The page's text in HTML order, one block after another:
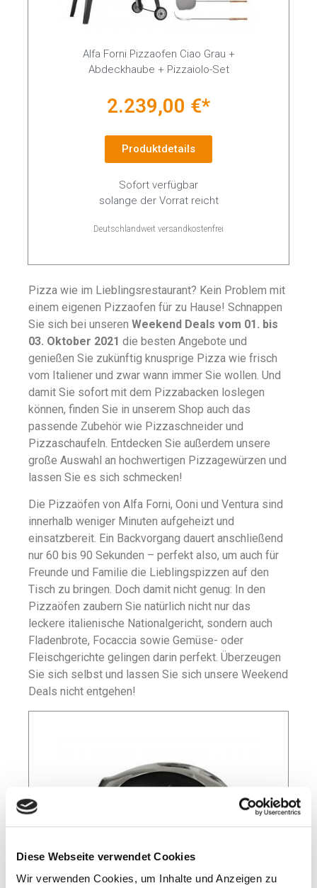
Diese Webseite verwendet Cookies
Wir verwenden Cookies, um Inhalte und Anzeigen zu
Alfa Forni Pizzaofen Ciao Grau +
Abdeckhaube + Pizzaiolo-Set
2.239,00 €*
Produktdetails
Sofort verfügbar
solange der Vorrat reicht
Deutschlandweit versandkostenfrei
Pizza wie im Lieblingsrestaurant? Kein Problem mit
einem eigenen Pizzaofen für zu Hause! Schnappen
Sie sich bei unserenWeekend Deals vom 01. bis
03. Oktober 2021 die besten Angebote und
genießen Sie zukünftig knusprige Pizza wie frisch
vom Italiener und zwar wann immer Sie wollen. Und
damit Sie sofort mit dem Pizzabacken loslegen
können, finden Sie in unserem Shop auch das
passende Zubehör wie Pizzaschneider und
Pizzaschaufeln. Entdecken Sie außerdem unsere
große Auswahl an hochwertigen Pizzagewürzen und
lassen Sie es sich schmecken!
Die Pizzaöfen von Alfa Forni, Ooni und Ventura sind
innerhalb weniger Minuten aufgeheizt und
einsatzbereit. Ein Backvorgang dauert anschließend
nur 60 bis 90 Sekunden – perfekt also, um auch für
Freunde und Familie die Lieblingspizzen auf den
Tisch zu bringen. Doch damit nicht genug: In den
Pizzaöfen zaubern Sie natürlich nicht nur das
leckere italienische Nationalgericht, sondern auch
Fladenbrote, Focaccia sowie Gemüse- oder
Fleischgerichte gelingen darin perfekt. Überzeugen
Sie sich selbst und lassen Sie sich unsere Weekend
Deals nicht entgehen!